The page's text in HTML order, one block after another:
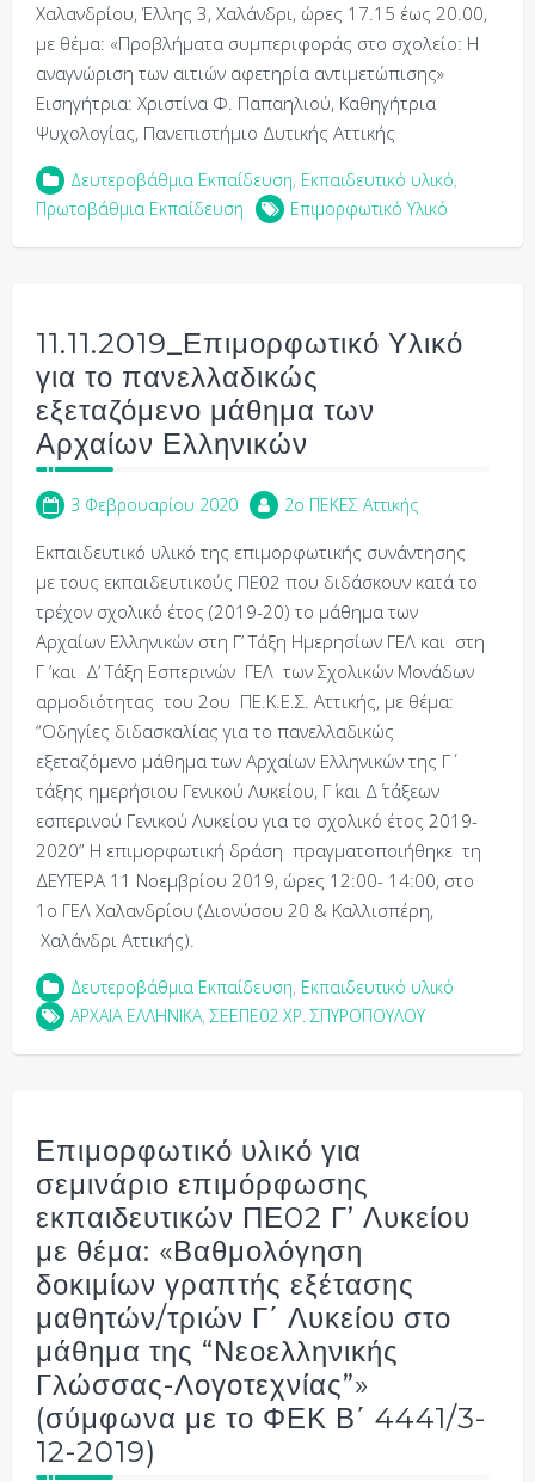
Χαλανδρίου, Έλλης 3, Χαλάνδρι, ώρες 17.15 έως 20.00,
με θέμα: «Προβλήματα συμπεριφοράς στο σχολείο: Η
αναγνώριση των αιτιών αφετηρία αντιμετώπισης»
Εισηγήτρια: Χριστίνα Φ. Παπαηλιού, Καθηγήτρια
Ψυχολογίας, Πανεπιστήμιο Δυτικής Αττικής
Δευτεροβάθμια Εκπαίδευση, Εκπαιδευτικό υλικό,
Πρωτοβάθμια Εκπαίδευση
Επιμορφωτικό Υλικό
11.11.2019_Επιμορφωτικό Υλικό
για το πανελλαδικώς
εξεταζόμενο μάθημα των
Αρχαίων Ελληνικών
3 Φεβρουαρίου 2020 2o ΠΕΚΕΣ Αττικής
Εκπαιδευτικό υλικό της επιμορφωτικής συνάντησης
με τους εκπαιδευτικούς ΠΕ02 που διδάσκουν κατά το
τρέχον σχολικό έτος (2019-20) το μάθημα των
Αρχαίων Ελληνικών στη Γ’ Τάξη Ημερησίων ΓΕΛ και στη
Γ ’και Δ’ Τάξη Εσπερινών ΓΕΛ των Σχολικών Μονάδων
αρμοδιότητας του 2ου ΠΕ.Κ.Ε.Σ. Αττικής, με θέμα:
“Οδηγίες διδασκαλίας για το πανελλαδικώς
εξεταζόμενο μάθημα των Αρχαίων Ελληνικών της Γ΄
τάξης ημερήσιου Γενικού Λυκείου, Γ΄ και Δ΄ τάξεων
εσπερινού Γενικού Λυκείου για το σχολικό έτος 2019-
2020” Η επιμορφωτική δράση πραγματοποιήθηκε τη
ΔΕΥΤΕΡΑ 11 Νοεμβρίου 2019, ώρες 12:00- 14:00, στο
1ο ΓΕΛ Χαλανδρίου (Διονύσου 20 & Καλλισπέρη,
Χαλάνδρι Αττικής).
Δευτεροβάθμια Εκπαίδευση, Εκπαιδευτικό υλικό
ΑΡΧΑΙΑ ΕΛΛΗΝΙΚΑ, ΣΕΕΠΕ02 ΧΡ. ΣΠΥΡΟΠΟΥΛΟΥ
Επιμορφωτικό υλικό για
σεμινάριο επιμόρφωσης
εκπαιδευτικών ΠΕ02 Γ’ Λυκείου
με θέμα: «Βαθμολόγηση
δοκιμίων γραπτής εξέτασης
μαθητών/τριών Γ΄ Λυκείου στο
μάθημα της “Νεοελληνικής
Γλώσσας-Λογοτεχνίας”»
(σύμφωνα με το ΦΕΚ Β΄ 4441/3-
12-2019)